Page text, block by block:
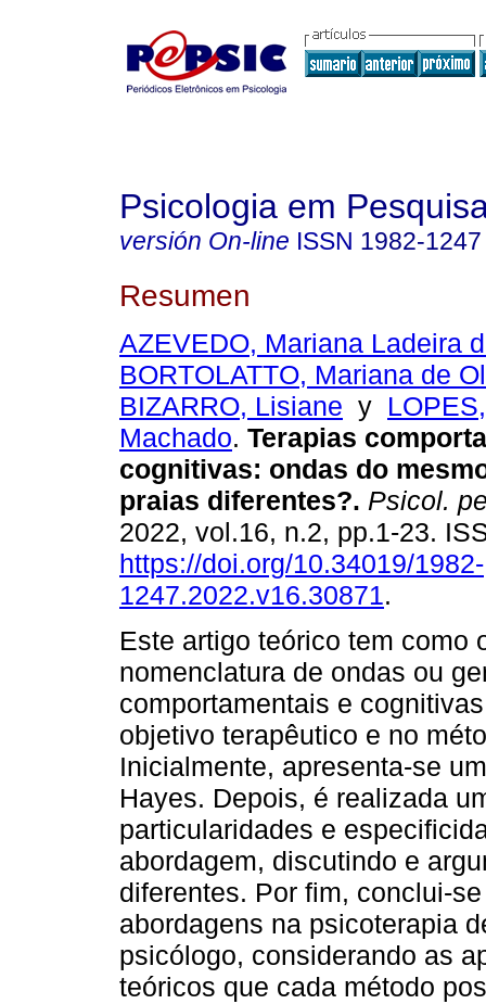
Psicologia em
versión On-line ISSN 1982-1247
Resumen
AZEVEDO, Mariana Ladeira
BORTOLATTO, Mariana de
BIZARRO, Lisiane y
Machado. Terapias
cognitivas: ondas do
praias diferentes?. Psicol.
2022, vol.16, n.2, pp.1-23.
https://doi.org/10.34019/1982-
1247.2022.v16.30871.
Este artigo teórico tem como
nomenclatura de ondas ou
comportamentais e
objetivo terapêutico e no
Inicialmente, apresenta-se
Hayes. Depois, é realizada
particularidades e
abordagem, discutindo e
diferentes. Por fim, conclui-
abordagens na psicoterapia
psicólogo, considerando as
teóricos que cada método